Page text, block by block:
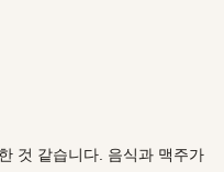
것 같습니다. 음식과 맥주가